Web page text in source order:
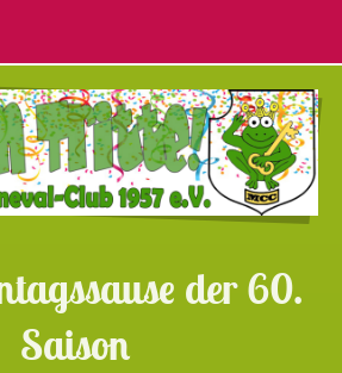
der 60.
Saison